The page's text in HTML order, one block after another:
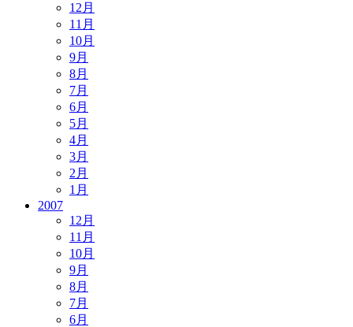
12月
11月
10月
9月
8月
7月
6月
5月
4月
3月
2月
1月
2007
12月
11月
10月
9月
8月
7月
6月